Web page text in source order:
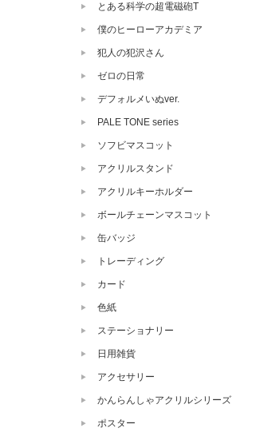
とある科学の超電磁砲T
僕のヒーローアカデミア
犯人の犯沢さん
ゼロの日常
デフォルメいぬver.
PALE TONE series
ソフビマスコット
アクリルスタンド
アクリルキーホルダー
ボールチェーンマスコット
缶バッジ
トレーディング
カード
色紙
ステーショナリー
日用雑貨
アクセサリー
かんらんしゃアクリルシリーズ
ポスター